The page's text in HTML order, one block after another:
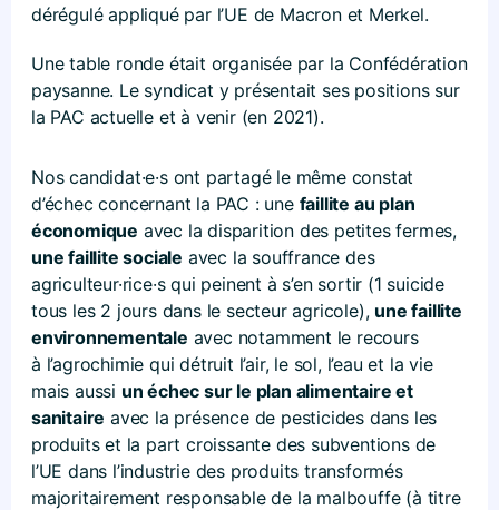
dérégulé appliqué par l’UE de Macron et Merkel.
Une table ronde était organisée par la Confédération
paysanne. Le syndicat y présentait ses positions sur
la PAC actuelle et à venir (en 2021).
Nos candidat·e·s ont partagé le même constat
d’échec concernant la PAC : une faillite au plan
économique avec la disparition des petites fermes,
une faillite sociale avec la souffrance des
agriculteur·rice·s qui peinent à s’en sortir (1 suicide
tous les 2 jours dans le secteur agricole), une faillite
environnementale avec notamment le recours
à l’agrochimie qui détruit l’air, le sol, l’eau et la vie
mais aussi un échec sur le plan alimentaire et
sanitaire avec la présence de pesticides dans les
produits et la part croissante des subventions de
l’UE dans l’industrie des produits transformés
majoritairement responsable de la malbouffe (à titre